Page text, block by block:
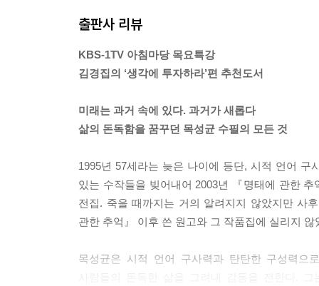
산읍 소묘(山邑素描)
새우젓
수루 앞에서
억수리에서
칸나의 계절
H형께
제7부 행복한 군고구마
고향설(故鄕雪)
동구(洞口)
바래너미의 고욤나무
수탉
늦가을인지 초겨울인지 추울 때다. 하루 종일 햇
숨었다. 고샅에서 할머니가 나를 찾는 소리가 들
부엌궁둥이로 돌아가서 바람벽에 외로운 신세를
그 후 새신랑인 나는 꽤 여러 번 해질녘이면 부엌
지어야 할 건지 말 건지, 이 부엌궁둥이에 와서 젊
나는 어려서부터 바깥 사랑방에서 증조부와 같이
사인이었다. 그러면 나는 졸린 눈을 비비고 사랑
증조부 머리맡에 놓여 있는 자리끼가 담긴 사기
떡 일어나서 “어미야-” 하고 안채에다 벽력같이
출판사 리뷰
KBS-1TV 아침마당 목요특강
김경집의 ‘생각에 투자하라’편 추천도서
미래는 과거 속에 있다. 과거가 새롭다
삶의 돈독함을 꿈꾸던 목성균 수필의 모든 것
1995년 57세라는 늦은 나이에 등단, 시적 언어
있는 수작들을 빚어내어 2003년 『명태에 관한
전집. 죽을 때까지는 거의 알려지지 않았지만 사
관한 추억』 이후 쓴 원고와 그 작품집에 실리지
목성균은 시적 언어 구사력과 탄탄한 구성력으